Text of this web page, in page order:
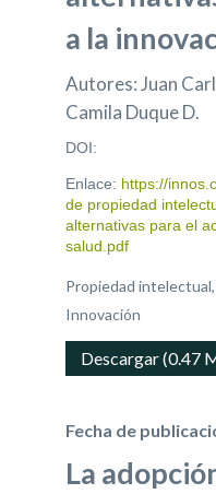
a la
Autores: Juan
Camila Duque D.
DOI:
Enlace: https://
de propiedad
alternativas para el
salud.pdf
Propiedad
Innovación
Descargar (0.47
Fecha de
La